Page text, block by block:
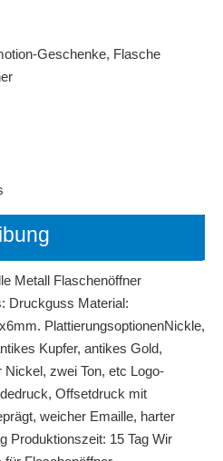
Geschenke, Flasche
Metall Flaschenöffner
Druckguss Material:
PlattierungsoptionenNickle,
Kupfer, antikes Gold,
zwei Ton, etc Logo-
Offsetdruck mit
weicher Emaille, harter
Produktionszeit: 15 Tag Wir